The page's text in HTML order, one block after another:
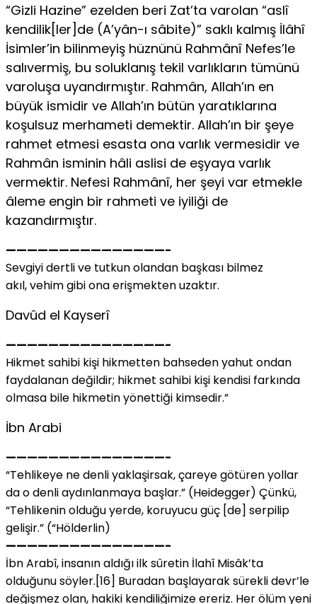
“Gizli Hazine” ezelden beri Zat’ta varolan “aslî
kendilik[ler]de (A’yân-ı sâbite)” saklı kalmış İlâhî
İsimler’in bilinmeyiş hüznünü Rahmânî Nefes’le
salıvermiş, bu soluklanış tekil varlıkların tümünü
varoluşa uyandırmıştır. Rahmân, Allah’ın en
büyük ismidir ve Allah’ın bütün yaratıklarına
koşulsuz merhameti demektir. Allah’ın bir şeye
rahmet etmesi esasta ona varlık vermesidir ve
Rahmân isminin hâli aslisi de eşyaya varlık
vermektir. Nefesi Rahmânî, her şeyi var etmekle
âleme engin bir rahmeti ve iyiliği de
kazandırmıştır.
———————————————-
Sevgiyi dertli ve tutkun olandan başkası bilmez
akıl, vehim gibi ona erişmekten uzaktır.
Davûd el Kayserî
———————————————-
Hikmet sahibi kişi hikmetten bahseden yahut ondan
faydalanan değildir; hikmet sahibi kişi kendisi farkında
olmasa bile hikmetin yönettiği kimsedir.”
İbn Arabi
———————————————-
“Tehlikeye ne denli yaklaşirsak, çareye götüren yollar
da o denli aydınlanmaya başlar.” (Heidegger) Çünkü,
“Tehlikenin olduğu yerde, koruyucu güç [de] serpilip
gelişir.” (“Hölderlin)
———————————————-
İbn Arabî, insanın aldığı ilk sûretin İlahî Misâk’ta
olduğunu söyler.[16] Buradan başlayarak sürekli devr’le
değişmez olan, hakiki kendiliğimize ereriz. Her ölüm yeni